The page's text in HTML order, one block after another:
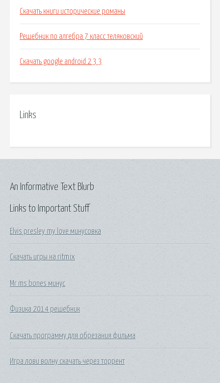
Скачать книги исторические романы
Решебник по алгебра 7 класс теляковский
Скачать google android 2 3 3
Links
Links to Important Stuff
Elvis presley my love минусовка
Скачать игры на ritmix
Mr ms bones минус
Физика 2014 решебник
Скачать программу для обрезания фильма
Игра лови волну скачать через торрент
An Informative Text Blurb